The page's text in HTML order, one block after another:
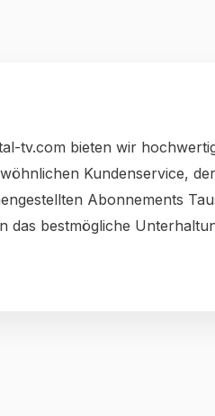
tv.com bieten wir
Kundenservice,
Abonnements
das bestmögliche